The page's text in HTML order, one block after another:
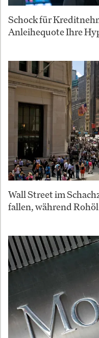
Schock für
Anleihequote Ihre
Wall Street im
fallen, während